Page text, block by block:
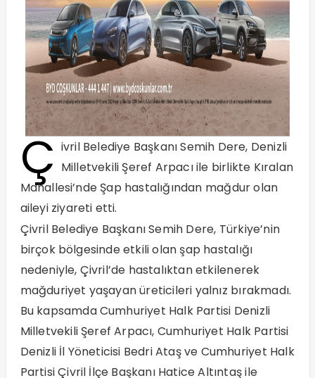
Ç ivril Belediye Başkanı Semih Dere, Denizli
Milletvekili Şeref Arpacı ile birlikte Kıralan
Mahallesi’nde Şap hastalığından mağdur olan
aileyi ziyareti etti.
Çivril Belediye Başkanı Semih Dere, Türkiye’nin
birçok bölgesinde etkili olan şap hastalığı
nedeniyle, Çivril’de hastalıktan etkilenerek
mağduriyet yaşayan üreticileri yalnız bırakmadı.
Bu kapsamda Cumhuriyet Halk Partisi Denizli
Milletvekili Şeref Arpacı, Cumhuriyet Halk Partisi
Denizli İl Yöneticisi Bedri Ataş ve Cumhuriyet Halk
Partisi Çivril İlçe Başkanı Hatice Altıntaş ile